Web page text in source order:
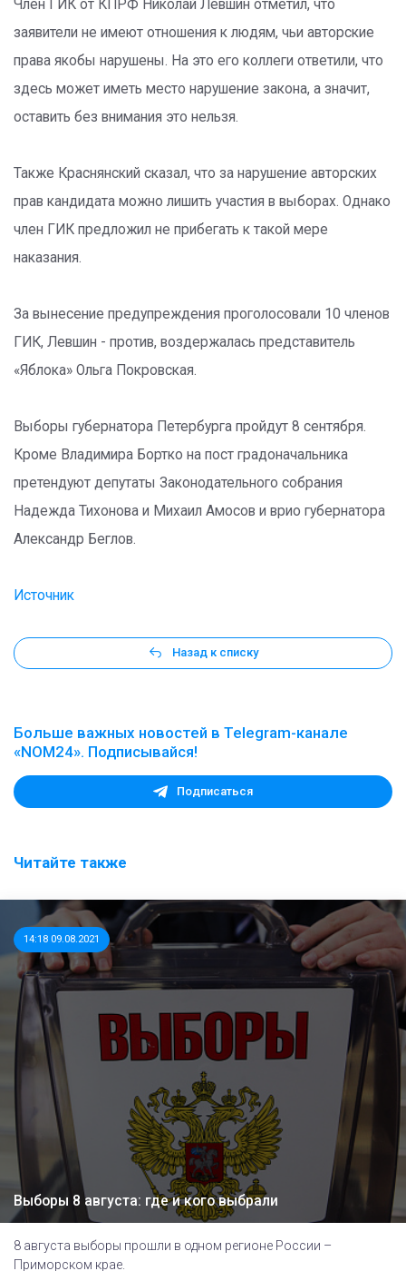
Член ГИК от КПРФ Николай Левшин отметил, что
заявители не имеют отношения к людям, чьи авторские
права якобы нарушены. На это его коллеги ответили, что
здесь может иметь место нарушение закона, а значит,
оставить без внимания это нельзя.
Также Краснянский сказал, что за нарушение авторских
прав кандидата можно лишить участия в выборах. Однако
член ГИК предложил не прибегать к такой мере
наказания.
За вынесение предупреждения проголосовали 10 членов
ГИК, Левшин - против, воздержалась представитель
«Яблока» Ольга Покровская.
Выборы губернатора Петербурга пройдут 8 сентября.
Кроме Владимира Бортко на пост градоначальника
претендуют депутаты Законодательного собрания
Надежда Тихонова и Михаил Амосов и врио губернатора
Александр Беглов.
Источник
Назад к списку
Больше важных новостей в Telegram-канале
«NOM24». Подписывайся!
Подписаться
Читайте также
14:18 09.08.2021
Выборы 8 августа: где и кого выбрали
8 августа выборы прошли в одном регионе России –
Приморском крае.